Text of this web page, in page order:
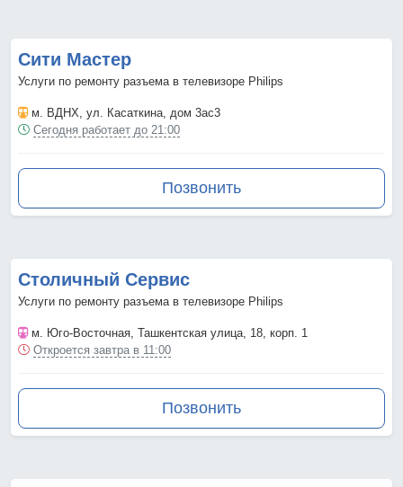
Сити Мастер
Услуги по ремонту разъема в телевизоре Philips
м. ВДНХ , ул. Касаткина, дом 3ас3
Сегодня работает до 21:00
Позвонить
Столичный Сервис
Услуги по ремонту разъема в телевизоре Philips
м. Юго-Восточная , Ташкентская улица, 18, корп. 1
Откроется завтра в 11:00
Позвонить